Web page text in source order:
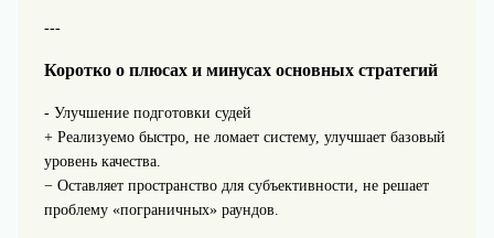
---
Коротко о плюсах и минусах основных стратегий
- Улучшение подготовки судей
+ Реализуемо быстро, не ломает систему, улучшает базовый
уровень качества.
− Оставляет пространство для субъективности, не решает
проблему «пограничных» раундов.